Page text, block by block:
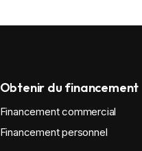
Obtenir du financement
Financement commercial
Financement personnel